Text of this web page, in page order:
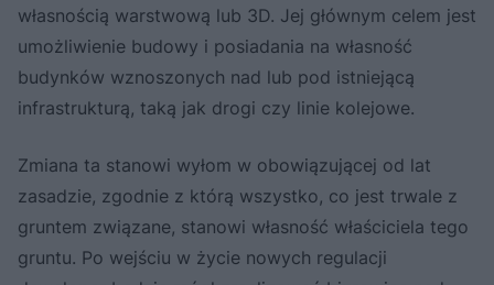
własnością warstwową lub 3D. Jej głównym celem jest
umożliwienie budowy i posiadania na własność
budynków wznoszonych nad lub pod istniejącą
infrastrukturą, taką jak drogi czy linie kolejowe.
Zmiana ta stanowi wyłom w obowiązującej od lat
zasadzie, zgodnie z którą wszystko, co jest trwale z
gruntem związane, stanowi własność właściciela tego
gruntu. Po wejściu w życie nowych regulacji